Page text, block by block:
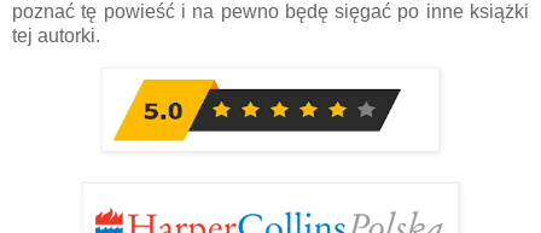
poznać tę powieść i na pewno będę sięgać po inne książki
tej autorki.